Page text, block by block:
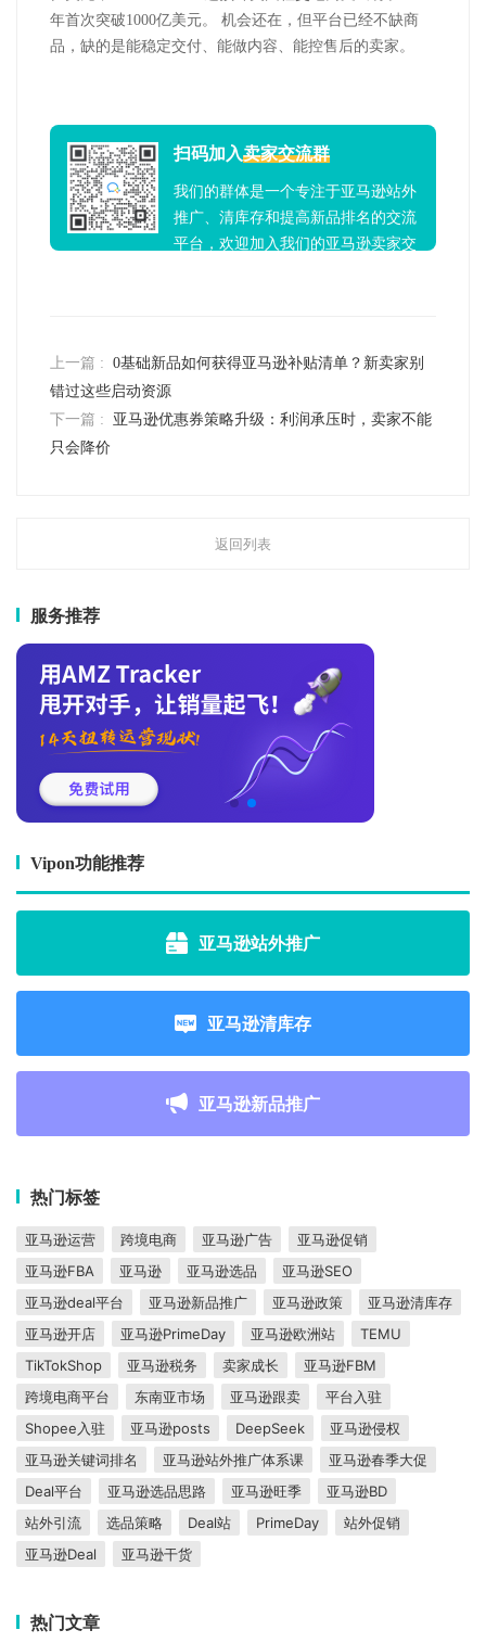
年首次突破1000亿美元。 机会还在，但平台已经不缺商
品，缺的是能稳定交付、能做内容、能控售后的卖家。
扫码加入卖家交流群
我们的群体是一个专注于亚马逊站外
推广、清库存和提高新品排名的交流
平台，欢迎加入我们的亚马逊卖家交
上一篇 : 0基础新品如何获得亚马逊补贴清单？新卖家别
错过这些启动资源
下一篇 :
亚马逊优惠券策略升级：利润承压时，卖家不能
只会降价
返回列表
服务推荐
Vipon功能推荐
亚马逊站外推广
亚马逊清库存
亚马逊新品推广
热门标签
亚马逊运营 跨境电商 亚马逊广告
亚马逊促销
亚马逊FBA
亚马逊 亚马逊选品
亚马逊SEO
亚马逊deal平台
亚马逊新品推广 亚马逊政策
亚马逊清库存
亚马逊开店
亚马逊PrimeDay 亚马逊欧洲站
TEMU
TikTokShop
亚马逊税务 卖家成长
亚马逊FBM
跨境电商平台
东南亚市场 亚马逊跟卖
平台入驻
Shopee入驻
亚马逊posts DeepSeek
亚马逊侵权
亚马逊关键词排名
亚马逊站外推广体系课
亚马逊春季大促
Deal平台
亚马逊选品思路 亚马逊旺季
亚马逊BD
站外引流
选品策略 Deal站 PrimeDay
站外促销
亚马逊Deal
亚马逊干货
热门文章